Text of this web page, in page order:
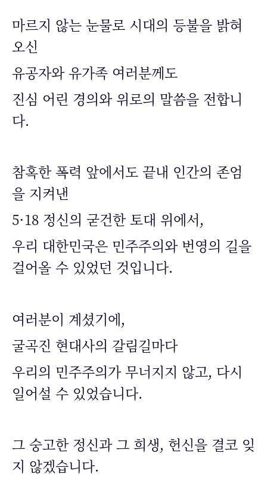
마르지 않는 눈물로 시대의 등불을 밝혀
오신
유공자와 유가족 여러분께도
진심 어린 경의와 위로의 말씀을 전합니
다.
참혹한 폭력 앞에서도 끝내 인간의 존엄
을 지켜낸
5·18 정신의 굳건한 토대 위에서,
우리 대한민국은 민주주의와 번영의 길을
걸어올 수 있었던 것입니다.
여러분이 계셨기에,
굴곡진 현대사의 갈림길마다
우리의 민주주의가 무너지지 않고, 다시
일어설 수 있었습니다.
그 숭고한 정신과 그 희생, 헌신을 결코 잊
지 않겠습니다.